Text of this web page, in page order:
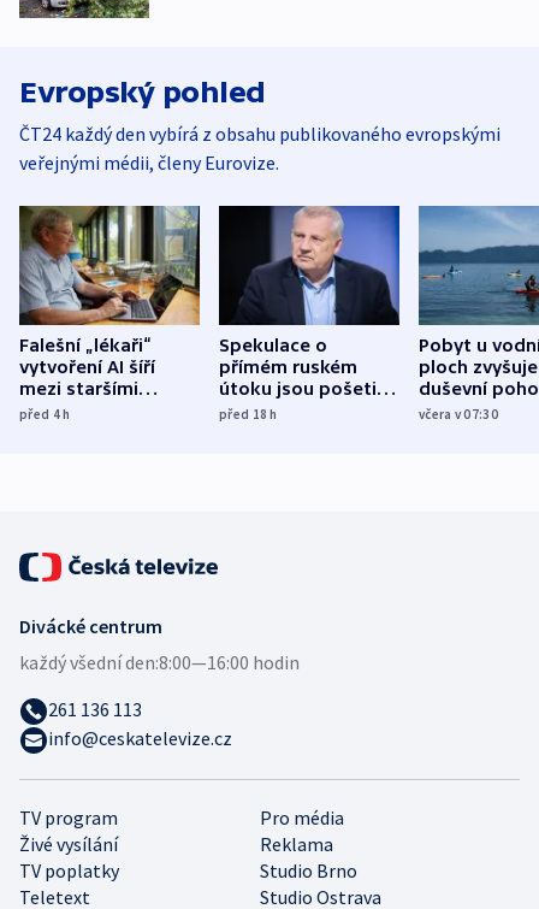
Evropský pohled
ČT24 každý den vybírá z obsahu publikovaného evropskými
veřejnými médii, členy Eurovize.
Falešní „lékaři“
vytvoření AI šíří
mezi staršími
Poláky nebezpečné
před 4h
Spekulace o
přímém ruském
útoku jsou pošetilé,
míní estonský
před 18h
Pobyt u
ploch zvyšuje
duševní
ukázala
včera v 07:30
TV program
Pro média
Živé vysílání
Reklama
TV poplatky
Studio Brno
Teletext
Studio Ostrava
Divácké centrum
každý všední den:8:00—16:00 hodin
261 136 113
info@ceskatelevize.cz